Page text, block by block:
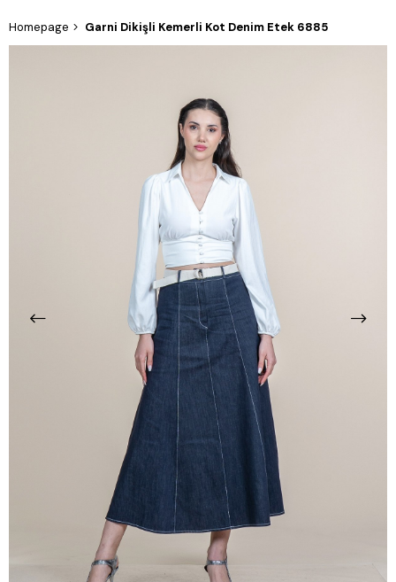
Homepage Garni Dikişli Kemerli Kot Denim Etek 6885